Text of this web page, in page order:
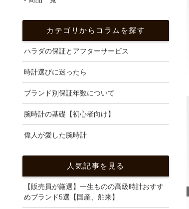
カテゴリからコラムを探す
ハラダの保証とアフターサービス
時計選びに迷ったら
ブランド別保証年数について
腕時計の基礎【初心者向け】
偉人が愛した腕時計
人気記事を見る
【販売員が厳選】一生ものの高級時計おすす
めブランド5選【国産、舶来】